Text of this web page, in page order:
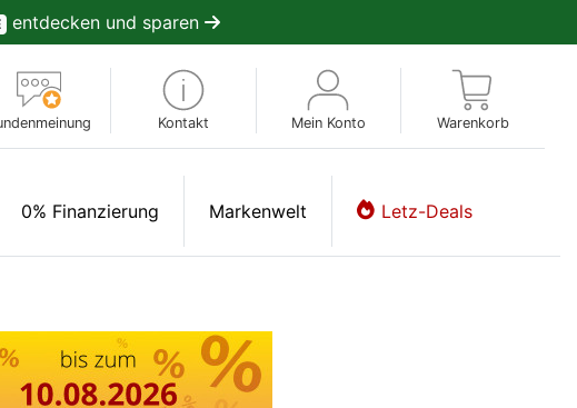
entdecken und sparen
Kontakt Mein Konto Warenkorb
0% Finanzierung Markenwelt Letz-Deals